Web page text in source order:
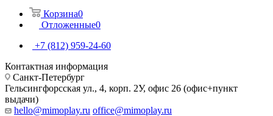
Корзина0
Отложенные0
+7 (812) 959-24-60
Контактная информация
Санкт-Петербург
Гельсингфорсская ул., 4, корп. 2У, офис 26 (офис+пункт
выдачи)
hello@mimoplay.ru office@mimoplay.ru